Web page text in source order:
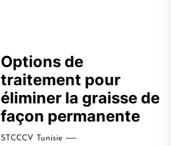
Options de
traitement pour
éliminer la graisse de
façon permanente
STCCCV Tunisie